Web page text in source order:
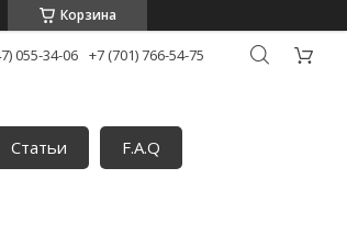
Корзина
055-34-06 +7 (701) 766-54-75
Статьи F.A.Q